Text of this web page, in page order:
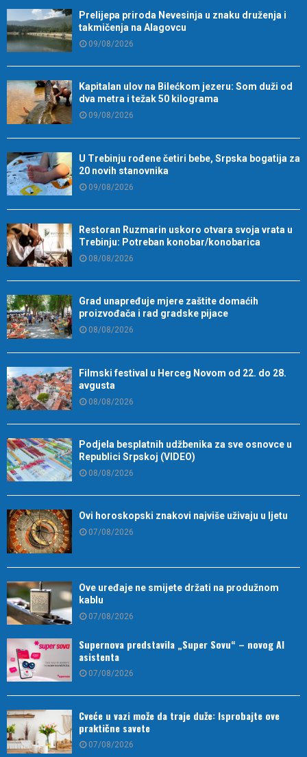
Prelijepa priroda Nevesinja u znaku druženja i
takmičenja na Alagovcu
09/08/2026
Kapitalan ulov na Bilećkom jezeru: Som duži od
dva metra i težak 50 kilograma
09/08/2026
U Trebinju rođene četiri bebe, Srpska bogatija za
20 novih stanovnika
09/08/2026
Restoran Ruzmarin uskoro otvara svoja vrata u
Trebinju: Potreban konobar/konobarica
08/08/2026
Grad unapređuje mjere zaštite domaćih
proizvođača i rad gradske pijace
08/08/2026
Filmski festival u Herceg Novom od 22. do 28.
avgusta
08/08/2026
Podjela besplatnih udžbenika za sve osnovce u
Republici Srpskoj (VIDEO)
08/08/2026
Ovi horoskopski znakovi najviše uživaju u ljetu
07/08/2026
Ove uređaje ne smijete držati na produžnom
kablu
07/08/2026
Supernova predstavila „Super Sovu“ – novog AI
asistenta
07/08/2026
Cveće u vazi može da traje duže: Isprobajte ove
praktične savete
07/08/2026